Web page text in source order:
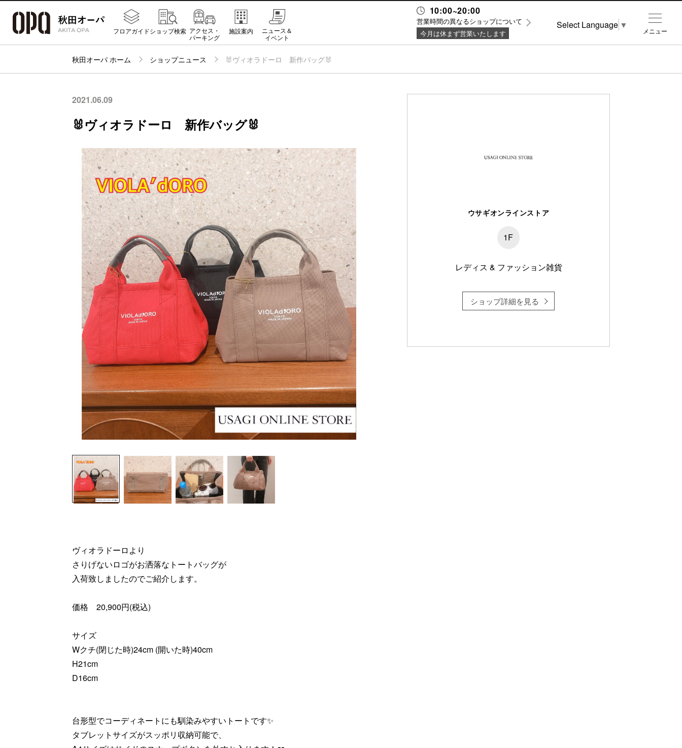
10:00~20:00
営業時間の異なるショップについて
今月は休まず営業いたします
フロアガイドショップ検索 アクセス・
パーキング
施設案内
ニュース＆
イベント
秋田オーパ ホーム ショップニュース 🐰ヴィオラドーロ 新作バッグ🐰
2021.06.09
🐰ヴィオラドーロ 新作バッグ🐰
ヴィオラドーロより
さりげないロゴがお洒落なトートバッグが
入荷致しましたのでご紹介します。
価格 20,900円(税込)
サイズ
Wクチ(閉じた時)24cm (開いた時)40cm
H21cm
D16cm
台形型でコーディネートにも馴染みやすいトートです✨
タブレットサイズがスッポリ収納可能で、
ウサギオンラインストア
1F
レディス & ファッション雑貨
ショップ詳細を見る
メニュー
Select Language ▼